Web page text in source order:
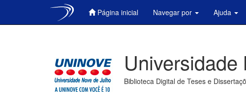
Página inicial Navegar por Ajuda
Universidade
Biblioteca Digital de Teses e